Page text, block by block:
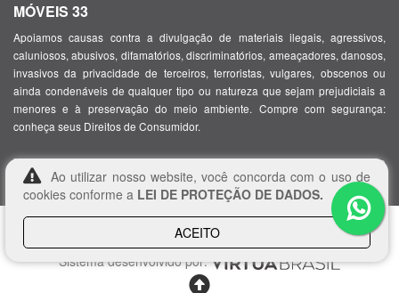
MÓVEIS 33
Apoiamos causas contra a divulgação de materiais ilegais, agressivos,
caluniosos, abusivos, difamatórios, discriminatórios, ameaçadores, danosos,
invasivos da privacidade de terceiros, terroristas, vulgares, obscenos ou
ainda condenáveis de qualquer tipo ou natureza que sejam prejudiciais a
menores e à preservação do meio ambiente. Compre com segurança:
conheça seus Direitos de Consumidor.
Móveis 33, com sede em Alameda Santos, 1165 – Jardim Paulista, São
Paulo – SP, 01419-000, inscrita no CNPJ/MF sob o nº 45.406.712/0001-43
© Copyright 2026. Móveis 33. Todos os direitos reservados.
Sistema desenvolvido por:
Ao utilizar nosso website, você concorda com o uso de
cookies conforme a LEI DE PROTEÇÃO DE DADOS.
ACEITO